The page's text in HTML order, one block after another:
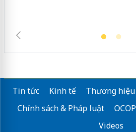
Tin tức Kinh tế Thương hiệu
Chính sách & Pháp luật
OCOP
Videos